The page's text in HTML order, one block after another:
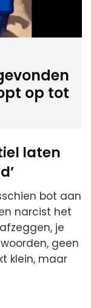
op tot
laten
bot aan
narcist het
je
geen
klein, maar